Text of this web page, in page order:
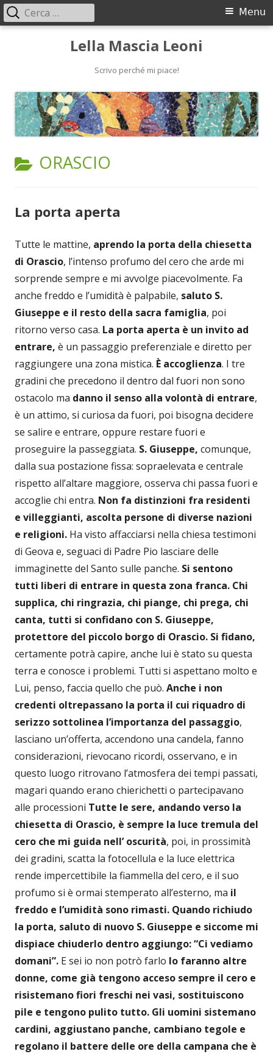
Lella Mascia Leoni
Scrivo perché mi piace!
Menu
principale
Menu
Ricerca
per:
CATEGORIA:
ORASCIO
La porta aperta
Tutte le mattine, aprendo la porta della chiesetta
di Orascio, l’intenso profumo del cero che arde mi
sorprende sempre e mi avvolge piacevolmente. Fa
anche freddo e l’umidità è palpabile, saluto S.
Giuseppe e il resto della sacra famiglia, poi
ritorno verso casa. La porta aperta è un invito ad
entrare, è un passaggio preferenziale e diretto per
raggiungere una zona mistica. È accoglienza. I tre
gradini che precedono il dentro dal fuori non sono
ostacolo ma danno il senso alla volontà di entrare,
è un attimo, si curiosa da fuori, poi bisogna decidere
se salire e entrare, oppure restare fuori e
proseguire la passeggiata. S. Giuseppe, comunque,
dalla sua postazione fissa: sopraelevata e centrale
rispetto all’altare maggiore, osserva chi passa fuori e
accoglie chi entra. Non fa distinzioni fra residenti
e villeggianti, ascolta persone di diverse nazioni
e religioni. Ha visto affacciarsi nella chiesa testimoni
di Geova e, seguaci di Padre Pio lasciare delle
immaginette del Santo sulle panche. Si sentono
tutti liberi di entrare in questa zona franca. Chi
supplica, chi ringrazia, chi piange, chi prega, chi
canta, tutti si confidano con S. Giuseppe,
protettore del piccolo borgo di Orascio. Si fidano,
certamente potrà capire, anche lui è stato su questa
terra e conosce i problemi. Tutti si aspettano molto e
Lui, penso, faccia quello che può. Anche i non
credenti oltrepassano la porta il cui riquadro di
serizzo sottolinea l’importanza del passaggio,
lasciano un’offerta, accendono una candela, fanno
considerazioni, rievocano ricordi, osservano, e in
questo luogo ritrovano l’atmosfera dei tempi passati,
magari quando erano chierichetti o partecipavano
alle processioni Tutte le sere, andando verso la
chiesetta di Orascio, è sempre la luce tremula del
cero che mi guida nell’ oscurità, poi, in prossimità
dei gradini, scatta la fotocellula e la luce elettrica
rende impercettibile la fiammella del cero, e il suo
profumo si è ormai stemperato all’esterno, ma il
freddo e l’umidità sono rimasti. Quando richiudo
la porta, saluto di nuovo S. Giuseppe e siccome mi
dispiace chiuderlo dentro aggiungo: “Ci vediamo
domani”. E sei io non potrò farlo lo faranno altre
donne, come già tengono acceso sempre il cero e
risistemano fiori freschi nei vasi, sostituiscono
pile e tengono pulito tutto. Gli uomini sistemano
cardini, aggiustano panche, cambiano tegole e
regolano il battere delle ore della campana che è